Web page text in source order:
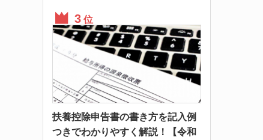
位
扶養控除申告書の書き方を記入例
つきでわかりやすく解説！【令和